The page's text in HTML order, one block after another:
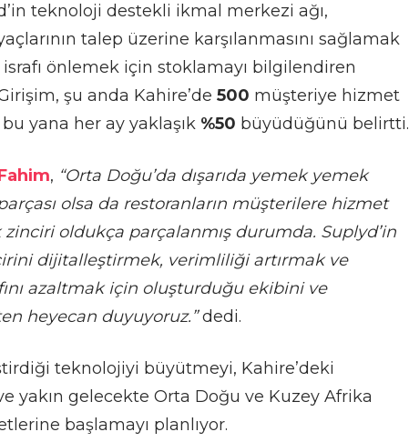
teknoloji destekli ikmal merkezi ağı,
talep üzerine karşılanmasını sağlamak
önlemek için stoklamayı bilgilendiren
şu anda Kahire’de 500 müşteriye hizmet
yana her ay yaklaşık %50 büyüdüğünü belirtti.
, “Orta Doğu’da dışarıda yemek yemek
olsa da restoranların müşterilere hizmet
oldukça parçalanmış durumda. Suplyd’in
dijitalleştirmek, verimliliği artırmak ve
azaltmak için oluşturduğu ekibini ve
heyecan duyuyoruz.”dedi.
teknolojiyi büyütmeyi, Kahire’deki
yakın gelecekte Orta Doğu ve Kuzey Afrika
başlamayı planlıyor.